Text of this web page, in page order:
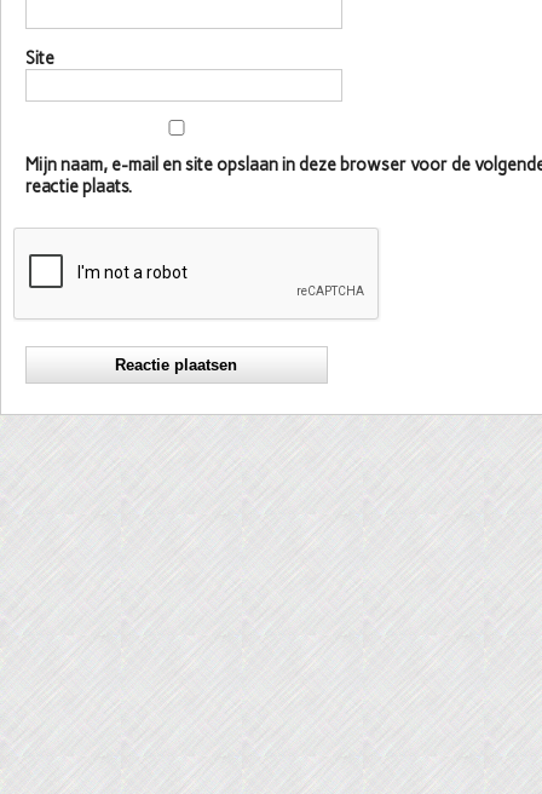
Site
Mijn naam, e-mail en site opslaan in deze browser voor de
reactie plaats.